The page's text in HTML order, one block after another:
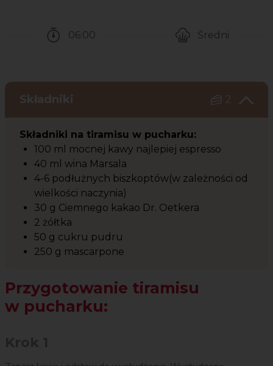
06:00
Średni
Składniki 2
Składniki na tiramisu w pucharku:
100 ml mocnej kawy najlepiej espresso
40 ml wina Marsala
4-6 podłużnych biszkoptów(w zależności od
wielkości naczynia)
30 g Ciemnego kakao Dr. Oetkera
2 żółtka
50 g cukru pudru
250 g mascarpone
Przygotowanie tiramisu
w pucharku: